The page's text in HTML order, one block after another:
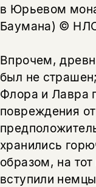
в Юрьевом
Баумана) ©
Впрочем,
был не
Флора и Лавра
повреждения
хранились
образом, на
вступили